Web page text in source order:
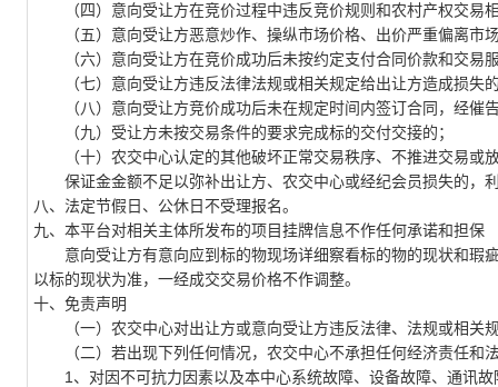
（四）意向受让方在竞价过程中违反竞价规则和农村产权交易
（五）意向受让方恶意炒作、操纵市场价格、出价严重偏离市
（六）意向受让方在竞价成功后未按约定支付合同价款和交易
（七）意向受让方违反法律法规或相关规定给出让方造成损失
（八）意向受让方竞价成功后未在规定时间内签订合同，经催
（九）受让方未按交易条件的要求完成标的交付交接的；
（十）农交中心认定的其他破坏正常交易秩序、不推进交易或
保证金金额不足以弥补出让方、农交中心或经纪会员损失的，
八、法定节假日、公休日不受理报名。
九、本平台对相关主体所发布的项目挂牌信息不作任何承诺和担保
意向受让方有意向应到标的物现场详细察看标的物的现状和瑕
以标的现状为准，一经成交交易价格不作调整。
十、免责声明
（一）农交中心对出让方或意向受让方违反法律、法规或相关
（二）若出现下列任何情况，农交中心不承担任何经济责任和
1、对因不可抗力因素以及本中心系统故障、设备故障、通讯故